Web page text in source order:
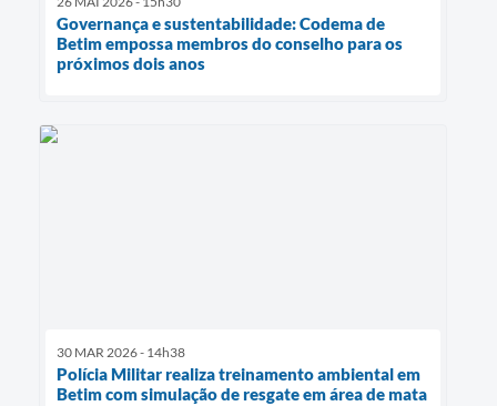
Governança e sustentabilidade: Codema de
Betim empossa membros do conselho para os
próximos dois anos
30 MAR 2026 - 14h38
Polícia Militar realiza treinamento ambiental em
Betim com simulação de resgate em área de mata